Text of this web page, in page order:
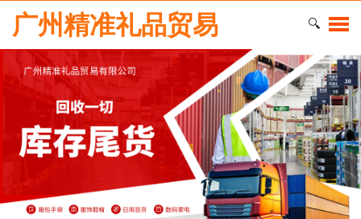
🔍
广州精准礼品贸易